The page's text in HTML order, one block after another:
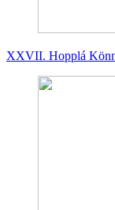
XXVII. Hopplá